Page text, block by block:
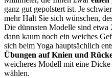
ganz gut gepolstert ist. Je
mehr Halt Sie sich wünschen,
Die dünnsten Modelle sind
dann kaum noch ein weiches
sich beim Yoga hauptsächlich
Übungen auf Knien und
weicheres Modell mit eine
wählen.